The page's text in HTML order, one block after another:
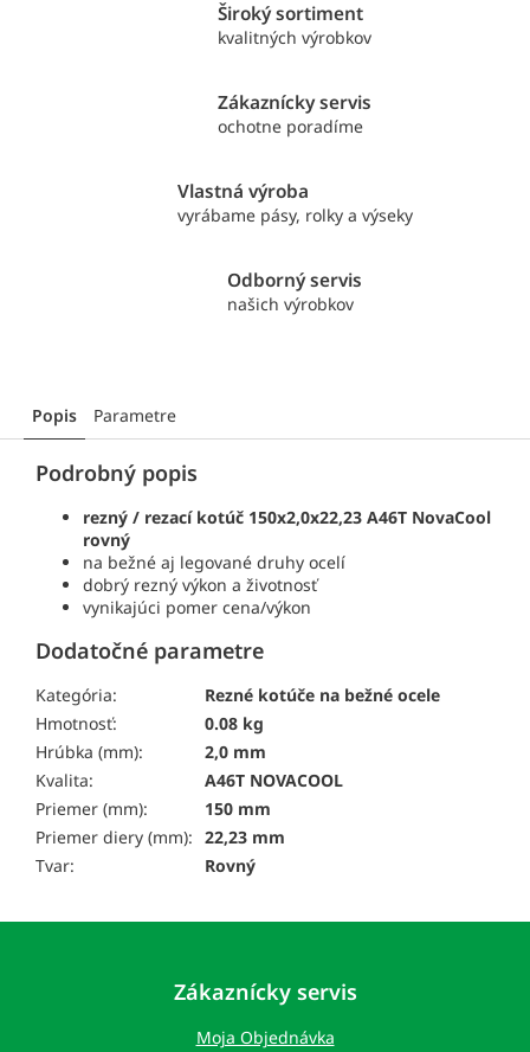
Široký sortiment
kvalitných výrobkov
Zákaznícky servis
ochotne poradíme
Vlastná výroba
vyrábame pásy, rolky a výseky
Odborný servis
našich výrobkov
Popis Parametre
Podrobný popis
rezný / rezací kotúč 150x2,0x22,23 A46T NovaCool
rovný
na bežné aj legované druhy ocelí
dobrý rezný výkon a životnosť
vynikajúci pomer cena/výkon
Dodatočné parametre
Kategória:
Rezné kotúče na bežné ocele
Hmotnosť:
0.08 kg
Hrúbka (mm):
2,0 mm
Kvalita:
A46T NOVACOOL
Priemer (mm):
150 mm
Priemer diery (mm): 22,23 mm
Tvar:
Rovný
Zákaznícky servis
Moja Objednávka